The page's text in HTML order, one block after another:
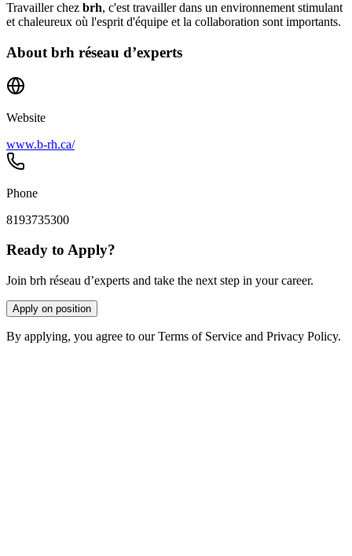
Travailler chez brh, c'est travailler dans un environnement stimulant
et chaleureux où l'esprit d'équipe et la collaboration sont importants.
About brh réseau d’experts
Website
www.b-rh.ca/
Phone
8193735300
Ready to Apply?
Join brh réseau d’experts and take the next step in your career.
Apply on position
By applying, you agree to our Terms of Service and Privacy Policy.